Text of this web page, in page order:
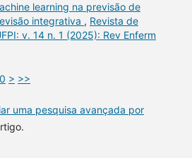
learning na previsão de
integrativa , Revista de
v. 14 n. 1 (2025): Rev Enferm
> >>
uma pesquisa avançada por